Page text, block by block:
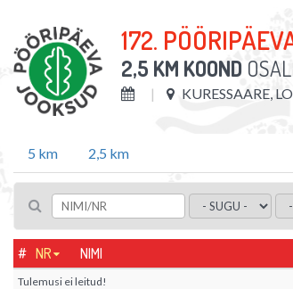
172.
2,5 KM KOOND
KURESSAARE,
5 km 2,5 km
# NR NIMI
Tulemusi ei leitud!